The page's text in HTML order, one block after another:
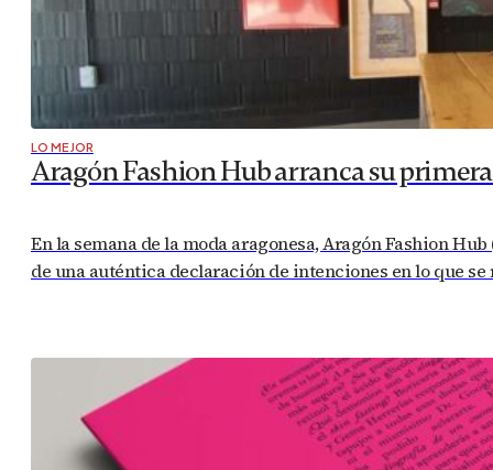
LO MEJOR
Aragón Fashion Hub arranca su
En la semana de la moda aragonesa, Aragón Fashion
de una auténtica declaración de intenciones en lo que